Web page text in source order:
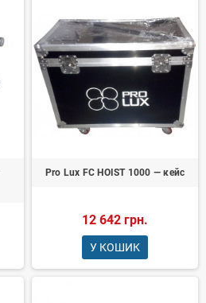
Pro Lux FC HOIST 1000 — кейс
12 642 грн.
У КОШИК